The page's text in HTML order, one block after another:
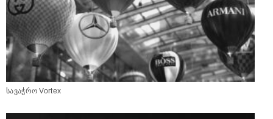
სავაჭრო Vortex